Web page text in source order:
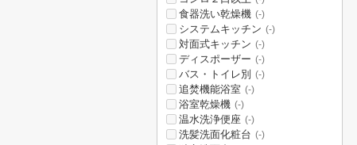
食器洗い乾燥機 (-)
システムキッチン (-)
対面式キッチン (-)
ディスポーザー (-)
バス・トイレ別 (-)
追焚機能浴室 (-)
浴室乾燥機 (-)
温水洗浄便座 (-)
洗髪洗面化粧台 (-)